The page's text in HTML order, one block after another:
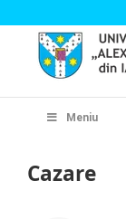
to
content
Meniu
Cazare